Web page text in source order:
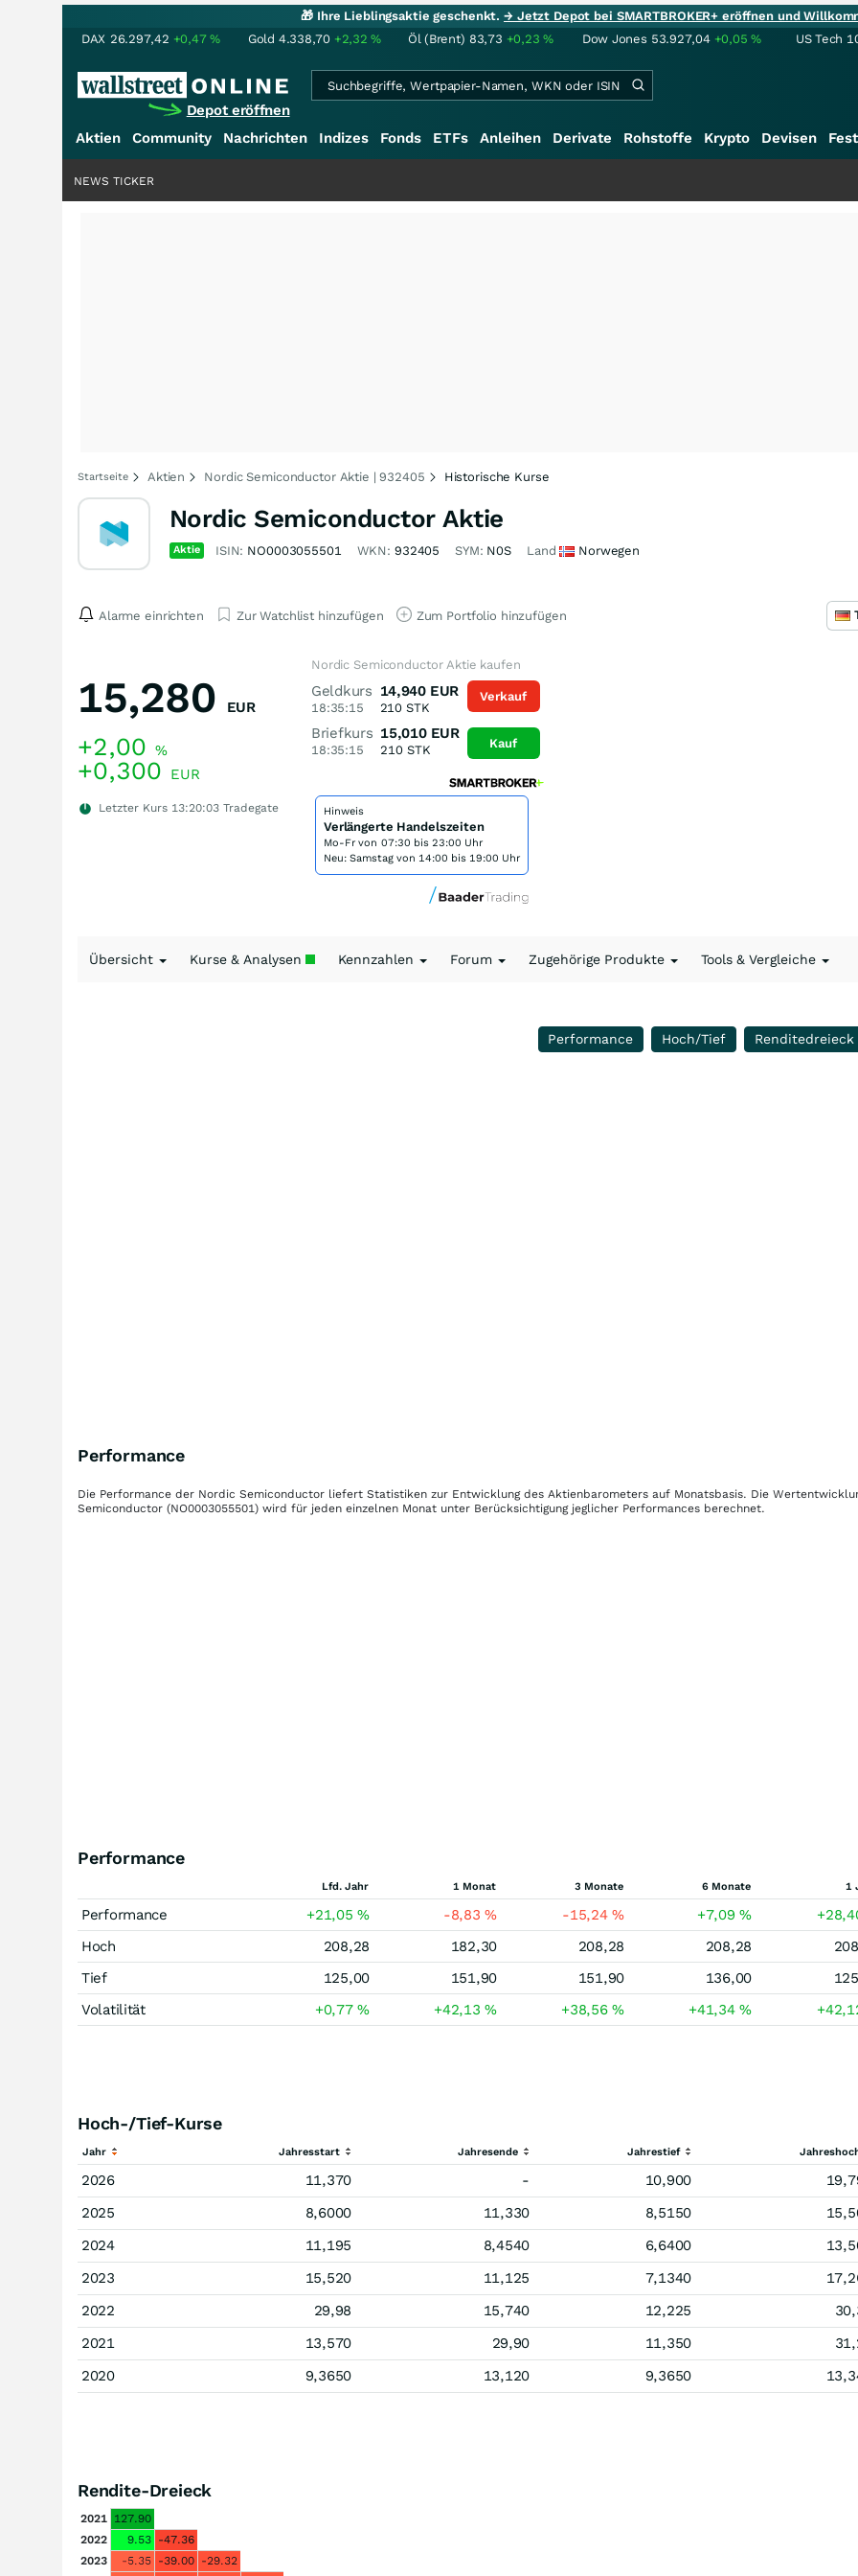
🎁 Ihre Lieblingsaktie geschenkt.→ Jetzt Depot bei SMARTBROKER+ eröffnen und
DAX 26.297,42 +0,47% Gold 4.338,70 +2,32% Öl (Brent) 83,73 +0,23% Dow Jones 53.927,04 +0,05% US Tech
Depot eröffnen
Aktien Community Nachrichten Indizes Fonds ETFs Anleihen Derivate Rohstoffe Krypto Devisen
NEWS TICKER
Startseite Aktien Nordic Semiconductor Aktie | 932405 Historische Kurse
Nordic Semiconductor Aktie
Aktie ISIN: NO0003055501 WKN: 932405 SYM: N0S Land Norwegen
Alarme einrichten Zur Watchlist hinzufügen Zum Portfolio hinzufügen
15,280 EUR
+2,00 %
+0,300 EUR
Letzter Kurs 13:20:03 Tradegate
Nordic Semiconductor Aktie kaufen
Geldkurs
18:35:15
14,940 EUR
210 STK
Briefkurs
18:35:15
15,010 EUR
210STK
Verkauf
Kauf
Hinweis
Verlängerte Handelszeiten
Mo-Fr von 07:30 bis 23:00 Uhr
Neu: Samstag von 14:00 bis 19:00 Uhr
Übersicht Kurse & Analysen Kennzahlen Forum Zugehörige Produkte Tools & Vergleiche
Performance Hoch/Tief Renditedreieck
Performance
Die Performance der Nordic Semiconductor liefert Statistiken zur Entwicklung des Aktienbarometers auf Monatsbasis. Die
Semiconductor (NO0003055501) wird für jeden einzelnen Monat unter Berücksichtigung jeglicher Performances berechnet.
Performance
Lfd. Jahr 1 Monat 3 Monate 6 Monate 1
Performance +21,05% -8,83% -15,24% +7,09%
Hoch
208,28 182,30 208,28 208,28
Tief
125,00 151,90 151,90 136,00
Volatilität
+0,77% +42,13% +38,56% +41,34%
Hoch-/Tief-Kurse
Jahr Jahresstart Jahresende Jahrestief
2026 11,370 - 10,900
2025
8,6000 11,330 8,5150
2024
11,195 8,4540 6,6400
2023
15,520 11,125 7,1340
2022
29,98 15,740 12,225
2021
13,570 29,90 11,350
2020
9,3650 13,120 9,3650
Rendite-Dreieck
2021 127.90
2022
9.53 -47.36
2023
-5.35 -39.00 -29.32